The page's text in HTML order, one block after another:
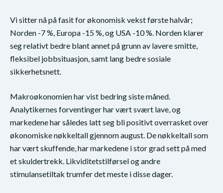
Vi sitter nå på fasit for økonomisk vekst første halvår;
Norden -7 %, Europa -15 %, og USA -10 %. Norden klarer
seg relativt bedre blant annet på grunn av lavere smitte,
fleksibel jobbsituasjon, samt lang bedre sosiale
sikkerhetsnett.
Makroøkonomien har vist bedring siste måned.
Analytikernes forventinger har vært svært lave, og
markedene har således latt seg bli positivt overrasket over
økonomiske nøkkeltall gjennom august. De nøkkeltall som
har vært skuffende, har markedene i stor grad sett på med
et skuldertrekk. Likviditetstilførsel og andre
stimulansetiltak trumfer det meste i disse dager.